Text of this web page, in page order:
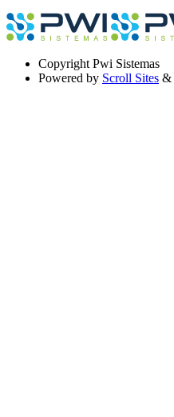
Copyright Pwi Sistemas
Powered by Scroll Sites &